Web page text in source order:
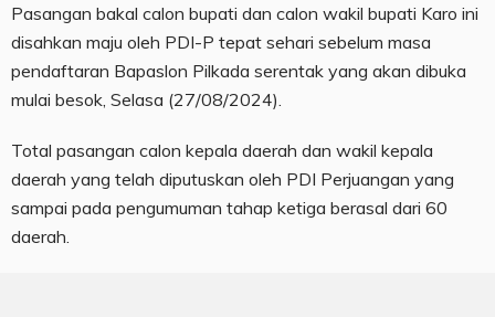
Pasangan bakal calon bupati dan calon wakil bupati Karo ini
disahkan maju oleh PDI-P tepat sehari sebelum masa
pendaftaran Bapaslon Pilkada serentak yang akan dibuka
mulai besok, Selasa (27/08/2024).
Total pasangan calon kepala daerah dan wakil kepala
daerah yang telah diputuskan oleh PDI Perjuangan yang
sampai pada pengumuman tahap ketiga berasal dari 60
daerah.